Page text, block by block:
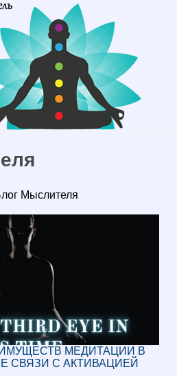
Мыслителя
МЕДИТАЦИИ В
СВЯЗИ С АКТИВАЦИЕЙ